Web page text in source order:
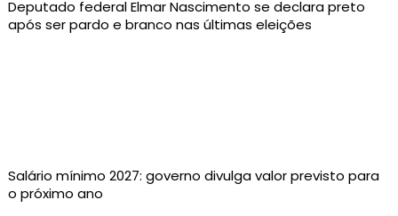
Deputado federal Elmar Nascimento se declara preto
após ser pardo e branco nas últimas eleições
Salário mínimo 2027: governo divulga valor previsto para
o próximo ano